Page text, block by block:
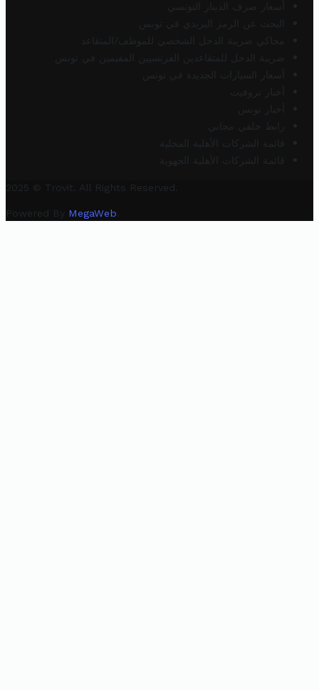
أسعار صرف الدينار التونسي
البحث عن الرمز البريدي في تونس
محاكي ضريبة الدخل الشخصي للموظف/المتقاعد
ضريبة الدخل للمتقاعدين الفرنسيين المقيمين في تونس
أسعار السيارات الجديدة في تونس
أخبار تروفيت
أخبار تونس
رابط خلفي مجاني
قائمة الشركات الأهلية المحلية
قائمة الشركات الأهلية الجهوية
2025 © Trovit. All Rights Reserved.
Powered By MegaWeb